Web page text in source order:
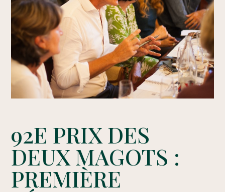
92E PRIX DES
DEUX MAGOTS :
PREMIÈRE